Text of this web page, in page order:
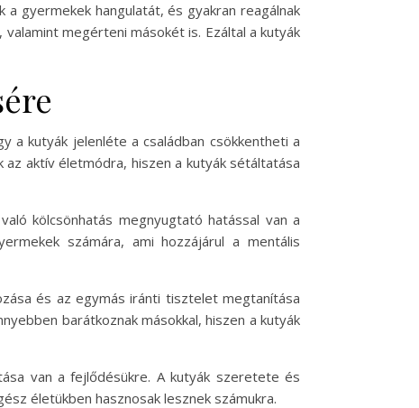
gyermekek hangulatát, és gyakran reagálnak
megérteni másokét is. Ezáltal a kutyák
a kutyák jelenléte a családban csökkentheti a
aktív életmódra, hiszen a kutyák sétáltatása
kölcsönhatás megnyugtató hatással van a
számára, ami hozzájárul a mentális
és az egymás iránti tisztelet megtanítása
barátkoznak másokkal, hiszen a kutyák
van a fejlődésükre. A kutyák szeretete és
életükben hasznosak lesznek számukra.